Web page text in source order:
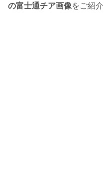
の富士通チア画像をご紹